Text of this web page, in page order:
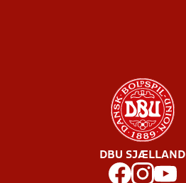
DBU SJÆLLAND